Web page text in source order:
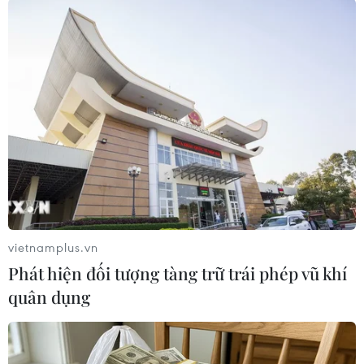
Trung Quốc
Theo dõi VietnamPlus
TIN LIÊN QUAN
vietnamplus.vn
Phát hiện đối tượng tàng trữ trái phép vũ khí
quân dụng